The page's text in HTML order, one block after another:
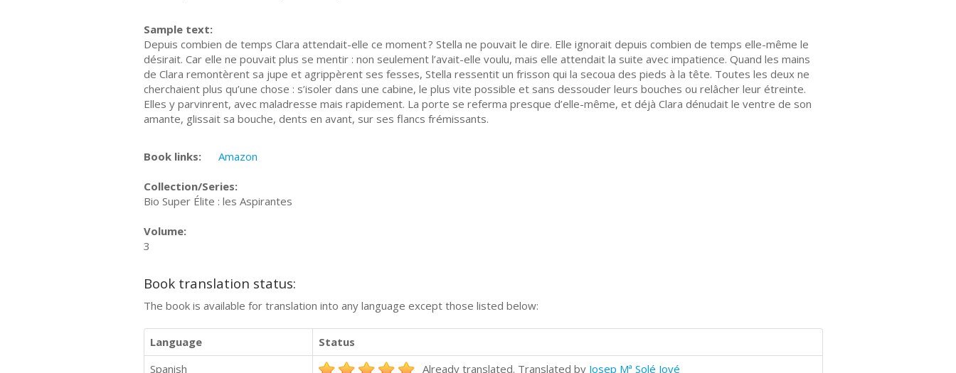
Sample text:
Depuis combien de temps Clara attendait-elle ce moment ? Stella ne pouvait le dire. Elle ignorait depuis combien de temps elle-même le
désirait. Car elle ne pouvait plus se mentir : non seulement l’avait-elle voulu, mais elle attendait la suite avec impatience. Quand les mains
de Clara remontèrent sa jupe et agrippèrent ses fesses, Stella ressentit un frisson qui la secoua des pieds à la tête. Toutes les deux ne
cherchaient plus qu’une chose : s’isoler dans une cabine, le plus vite possible et sans dessouder leurs bouches ou relâcher leur étreinte.
Elles y parvinrent, avec maladresse mais rapidement. La porte se referma presque d’elle-même, et déjà Clara dénudait le ventre de son
amante, glissait sa bouche, dents en avant, sur ses flancs frémissants.
Book links: Amazon
Collection/Series:
Bio Super Élite : les Aspirantes
Volume:
3
Book translation status:
The book is available for translation into any language except those listed below:
Language
Status
Spanish
Already translated. Translated by Josep Mª Solé Jové